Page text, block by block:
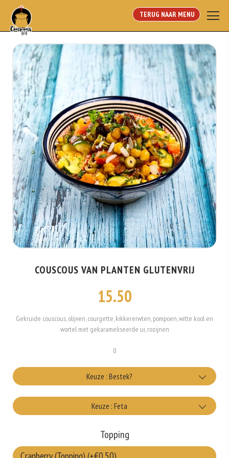
TERUG NAAR MENU
COUSCOUS VAN PLANTEN GLUTENVRIJ
15.50
Gekruide couscous, olijven, courgette, kikkererwten, pompoen, witte kool en
wortel met gekarameliseerde ui, rozijnen
0
Keuze : Bestek?
met bestek
Keuze : Feta
Wel feta kaas
Topping